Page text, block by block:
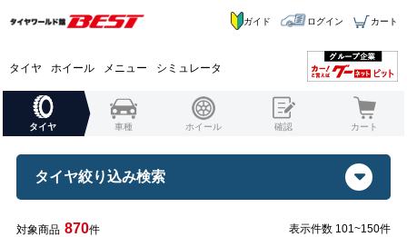
タイヤ ホイール メニュー シミュレータ
ガイド ログイン カート
タイヤ 車種 ホイール 確認 カート
タイヤ絞り込み検索
対象商品 870件 表示件数 101~150件